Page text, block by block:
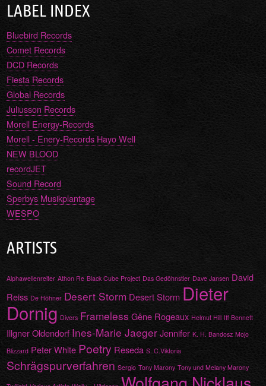
LABEL INDEX
Bluebird Records
Comet Records
DCD Records
Fiesta Records
Global Records
Juliusson Records
Morell Energy-Records
Morell - Enery-Records Hayo Well
NEW BLOOD
recordJET
Sound Record
Sperbys Musikplantage
WESPO
ARTISTS
Alphawellenreiter Athon Re Black Cube Project Das Gedöhnstier Dave Jansen David
Reiss De Höhner Desert Storm Desert Storm Dieter
Dornig Divers Frameless Gêne Rogeaux Helmut Hill Iff Bennett
Illgner Oldendorf Ines-Marie Jaeger Jennifer K. H. Bandosz Mojo
Blizzard Peter White Poetry Reseda S. C.Viktoria
Schrägspurverfahren Sergio Tony Marony Tony und Melany Marony